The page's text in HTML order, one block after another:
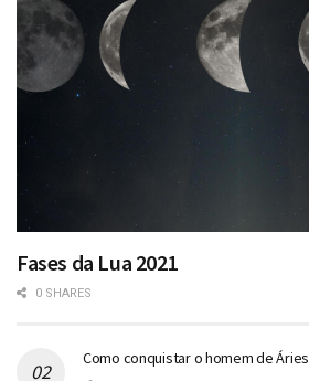
Fases da Lua 2021
0 SHARES
Como conquistar o homem de Áries